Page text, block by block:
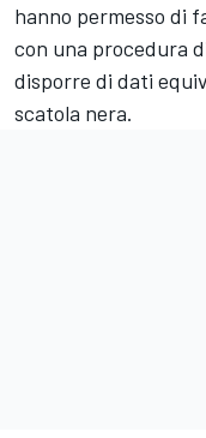
hanno permesso di
con una procedura
disporre di dati
scatola nera.